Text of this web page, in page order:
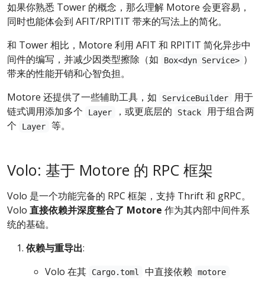
如果你熟悉 Tower 的概念，那么理解 Motore 会更容易，
同时也能体会到 AFIT/RPITIT 带来的写法上的简化。
和 Tower 相比，Motore 利用 AFIT 和 RPITIT 简化异步中
间件的编写，并减少因类型擦除（如
Box<dyn Service> ）
带来的性能开销和心智负担。
Motore 还提供了一些辅助工具，如
ServiceBuilder
用于
链式调用添加多个
Layer ，或更底层的 Stack
用于组合两
个
Layer 等。
Volo: 基于 Motore 的 RPC 框架
Volo 是一个功能完备的 RPC 框架，支持 Thrift 和 gRPC。
Volo 直接依赖并深度整合了 Motore 作为其内部中间件系
统的基础。
依赖与重导出:
Volo 在其
Cargo.toml 中直接依赖 motore